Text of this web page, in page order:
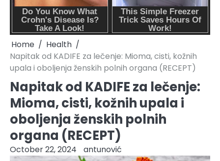
Home
Health
Napitak od KADIFE za lečenje: Mioma, cisti, kožnih
upala i oboljenja ženskih polnih organa (RECEPT)
Napitak od KADIFE za lečenje:
Mioma, cisti, kožnih upala i
oboljenja ženskih polnih
organa (RECEPT)
October 22, 2024 antunović